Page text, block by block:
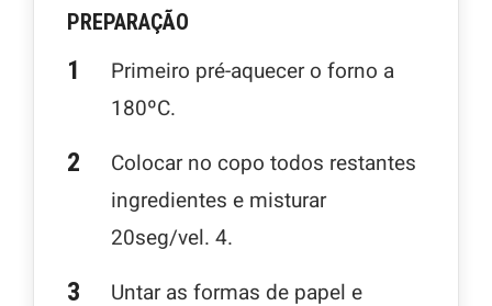
PREPARAÇÃO
Primeiro pré-aquecer o forno a
180ºC.
Colocar no copo todos restantes
ingredientes e misturar
20seg/vel. 4.
Untar as formas de papel e